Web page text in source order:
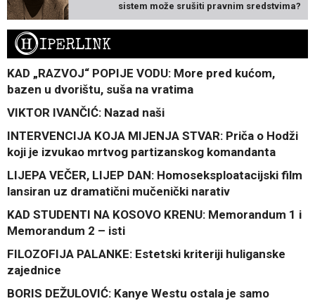
sistem može srušiti pravnim sredstvima?
HIPERLINK
KAD „RAZVOJ“ POPIJE VODU: More pred kućom,
bazen u dvorištu, suša na vratima
VIKTOR IVANČIĆ: Nazad naši
INTERVENCIJA KOJA MIJENJA STVAR: Priča o Hodži
koji je izvukao mrtvog partizanskog komandanta
LIJEPA VEČER, LIJEP DAN: Homoseksploatacijski film
lansiran uz dramatični mučenički narativ
KAD STUDENTI NA KOSOVO KRENU: Memorandum 1 i
Memorandum 2 – isti
FILOZOFIJA PALANKE: Estetski kriteriji huliganske
zajednice
BORIS DEŽULOVIĆ: Kanye Westu ostala je samo